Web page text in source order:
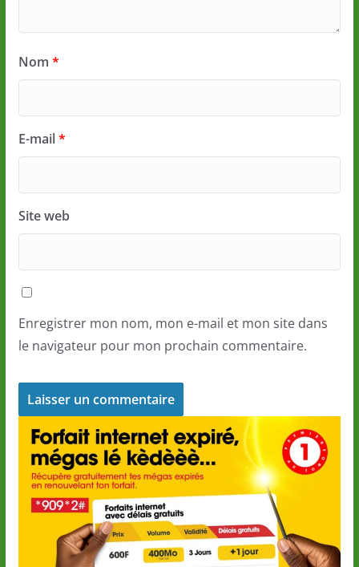
Nom *
E-mail*
Site web
Enregistrer mon nom, mon e-mail et mon site dans
le navigateur pour mon prochain commentaire.